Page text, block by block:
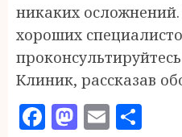
никаких
хороших
Клиник, рассказав
Facebook
Mastodon
Email